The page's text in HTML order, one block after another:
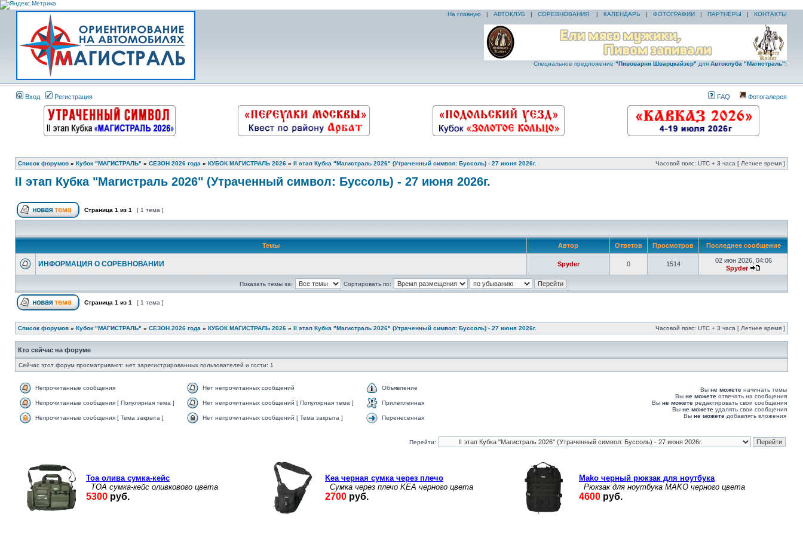
На главную | АВТОКЛУБ | СОРЕВНОВАНИЯ | КАЛЕНДАРЬ | ФОТОГРАФИИ | ПАРТНЁРЫ | КОНТАКТЫ
Специальное предложение "Пивоварни Шварцкайзер" для Автоклуба "Магистраль"!
Вход Регистрация FAQ Фотогалерея
Список форумов » Кубок "МАГИСТРАЛЬ" » СЕЗОН 2026 года » КУБОК МАГИСТРАЛЬ 2026 » II этап Кубка "Магистраль 2026" (Утраченный символ: Буссоль) - 27 июня 2026г. Часовой пояс: UTC + 3 часа [ Летнее время ]
II этап Кубка "Магистраль 2026" (Утраченный символ: Буссоль) - 27 июня 2026г.
Страница 1 из 1 [ 1 тема ]
Темы Автор Ответов Просмотров Последнее сообщение
ИНФОРМАЦИЯ О СОРЕВНОВАНИИ Spyder 0 1514
02 июн 2026, 04:06
Spyder
Показать темы за: Сортировать по:
Страница 1 из 1 [ 1 тема ]
Список форумов » Кубок "МАГИСТРАЛЬ" » СЕЗОН 2026 года » КУБОК МАГИСТРАЛЬ 2026 » II этап Кубка "Магистраль 2026" (Утраченный символ: Буссоль) - 27 июня 2026г. Часовой пояс: UTC + 3 часа [ Летнее время ]
Кто сейчас на форуме
Сейчас этот форум просматривают: нет зарегистрированных пользователей и гости: 1
Непрочитанные сообщения Нет непрочитанных сообщений Объявление
Непрочитанные сообщения [ Популярная тема ] Нет непрочитанных сообщений [ Популярная тема ] Прилепленная
Непрочитанные сообщения [ Тема закрыта ] Нет непрочитанных сообщений [ Тема закрыта ] Перенесенная
Вы не можете начинать темы
Вы не можете отвечать на сообщения
Вы не можете редактировать свои сообщения
Вы не можете удалять свои сообщения
Вы не можете добавлять вложения
Перейти: